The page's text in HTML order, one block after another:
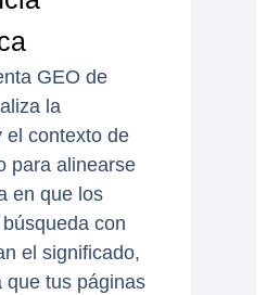
GEO de
la
el contexto de
para alinearse
en que los
con
el significado,
que tus páginas